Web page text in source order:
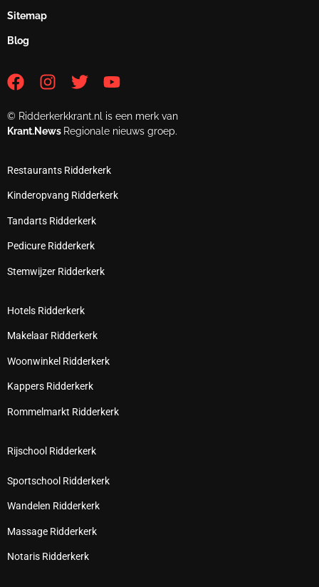
Sitemap
Blog
© Ridderkerkkrant.nl is een merk van
Krant.News Regionale nieuws groep.
Restaurants Ridderkerk
Kinderopvang Ridderkerk
Tandarts Ridderkerk
Pedicure Ridderkerk
Stemwijzer Ridderkerk
Hotels Ridderkerk
Makelaar Ridderkerk
Woonwinkel Ridderkerk
Kappers Ridderkerk
Rommelmarkt Ridderkerk
Rijschool Ridderkerk
Sportschool Ridderkerk
Wandelen Ridderkerk
Massage Ridderkerk
Notaris Ridderkerk